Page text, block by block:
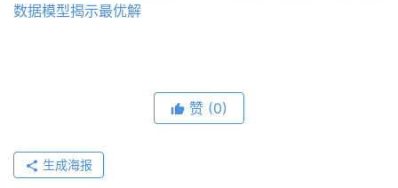
数据模型揭示最优解
赞 (0)
生成海报